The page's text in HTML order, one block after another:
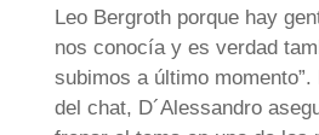
Leo Bergroth porque hay
nos conocía y es verdad
subimos a último momento”.
del chat, D´Alessandro